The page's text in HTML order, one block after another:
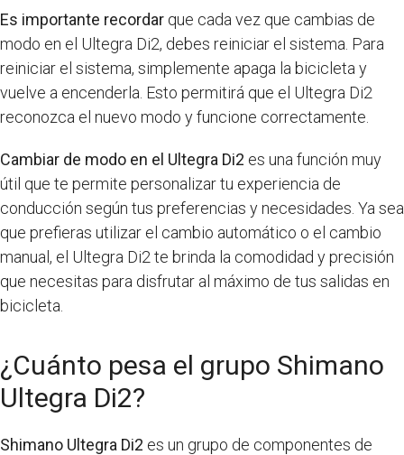
Es importante recordar que cada vez que cambias de
modo en el Ultegra Di2, debes reiniciar el sistema. Para
reiniciar el sistema, simplemente apaga la bicicleta y
vuelve a encenderla. Esto permitirá que el Ultegra Di2
reconozca el nuevo modo y funcione correctamente.
Cambiar de modo en el Ultegra Di2 es una función muy
útil que te permite personalizar tu experiencia de
conducción según tus preferencias y necesidades. Ya sea
que prefieras utilizar el cambio automático o el cambio
manual, el Ultegra Di2 te brinda la comodidad y precisión
que necesitas para disfrutar al máximo de tus salidas en
bicicleta.
¿Cuánto pesa el grupo Shimano
Ultegra Di2?
Shimano Ultegra Di2 es un grupo de componentes de